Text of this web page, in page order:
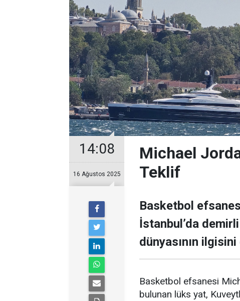
14:08
16 Ağustos 2025
Michael
Teklif
Basketbol
İstanbul’da
dünyasının
Basketbol efsanesi
bulunan lüks yat,